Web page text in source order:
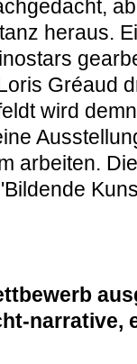
heraus.
Gréaud
wird
arbeiten.
narrative,